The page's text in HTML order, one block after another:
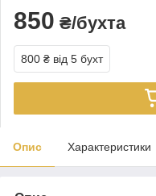
850 ₴/бухта
800 ₴ від 5 бухт
Опис Характеристики